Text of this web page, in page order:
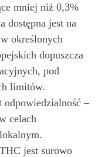
mniej niż 0,3%
dostępna jest na
określonych
dopuszcza
pod
limitów.
odpowiedzialność –
celach
jest surowo